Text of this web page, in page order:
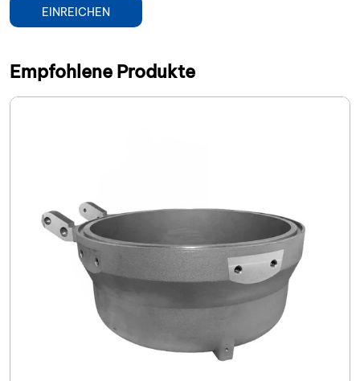
EINREICHEN
Empfohlene Produkte